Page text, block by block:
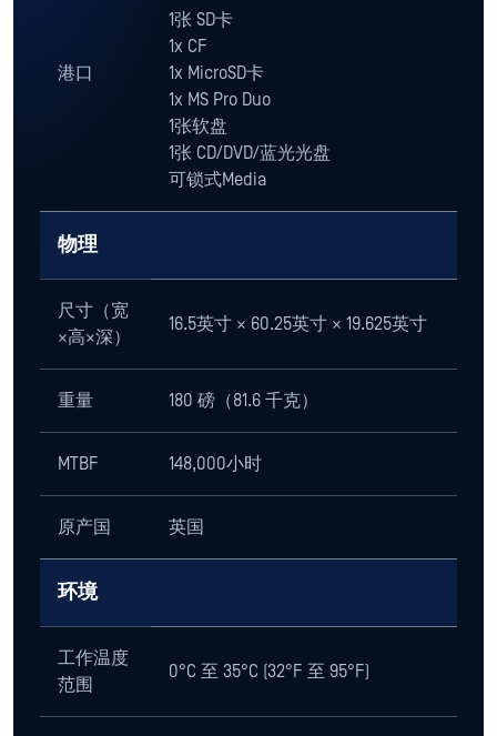
1TB TLC固态硬盘
每分钟处理17,000多个文件
连接性
USB 3.2 Gen 1接口
1张 SD卡
1x CF
1张软盘
1张 CD/DVD/蓝光光盘
可锁式Media
物理
尺寸（宽
×高×深）
16.5英寸 × 60.25英寸 × 19.625英寸